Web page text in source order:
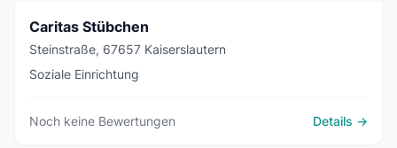
Caritas Stübchen
Steinstraße, 67657 Kaiserslautern
Soziale Einrichtung
Noch keine Bewertungen Details →